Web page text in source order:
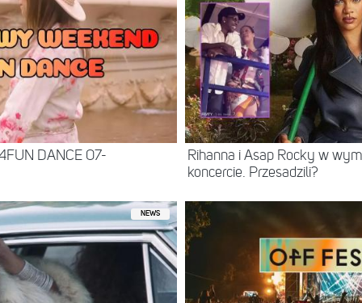
DANCE 07-
Rihanna i Asap Rocky w
koncercie. Przesadzili?
NEWS